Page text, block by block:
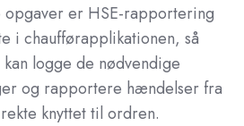
opgaver er HSE-rapportering
i chaufførapplikationen, så
logge de nødvendige
og rapportere hændelser fra
knyttet til ordren.